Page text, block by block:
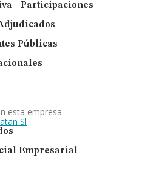
- Participaciones
Públicas
esta empresa
Sl
Empresarial